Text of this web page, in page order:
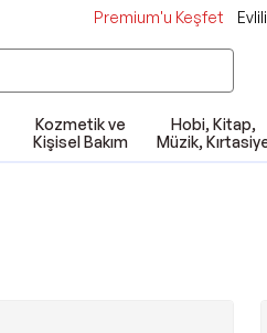
Premium'u Keşfet
Kozmetik ve
Kişisel Bakım
Hobi, Kitap,
Müzik,